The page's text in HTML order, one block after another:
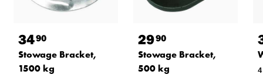
3490
Stowage Bracket,
1500 kg
2990
Stowage Bracket,
500 kg